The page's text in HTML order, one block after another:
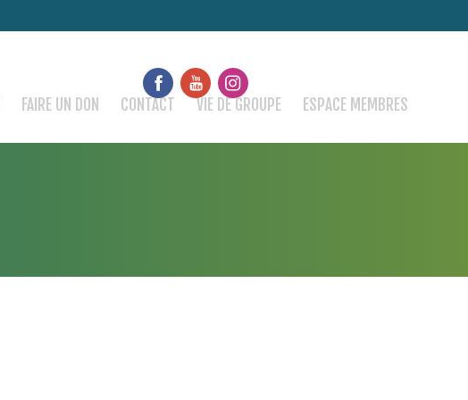
FAIRE UN DON CONTACT VIE DE GROUPE ESPACE MEMBRES